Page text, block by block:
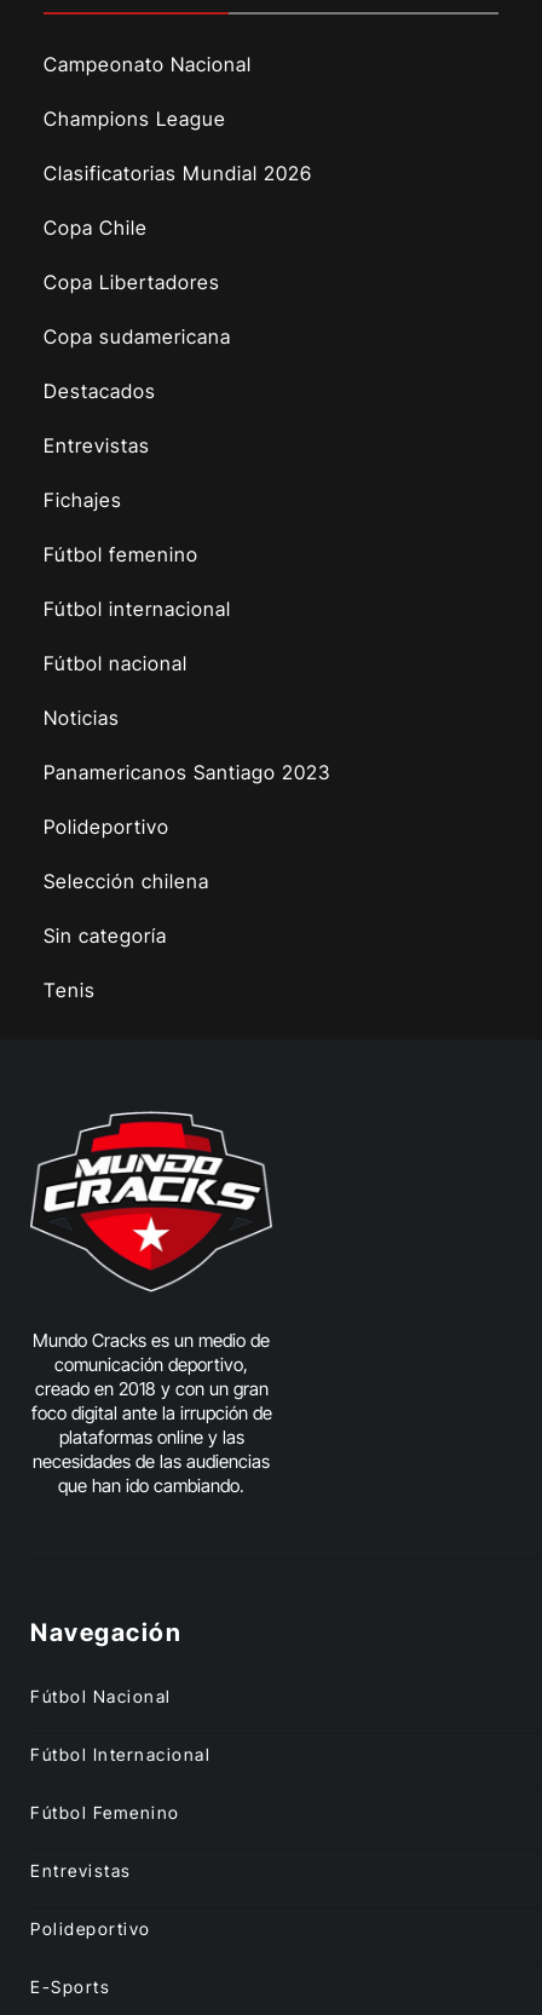
Campeonato Nacional
Champions League
Clasificatorias Mundial 2026
Copa Chile
Copa Libertadores
Copa sudamericana
Destacados
Entrevistas
Fichajes
Fútbol femenino
Fútbol internacional
Fútbol nacional
Noticias
Panamericanos Santiago 2023
Polideportivo
Selección chilena
Sin categoría
Tenis
Mundo Cracks es un medio de
comunicación deportivo,
creado en 2018 y con un gran
foco digital ante la irrupción de
plataformas online y las
necesidades de las audiencias
que han ido cambiando.
Navegación
Fútbol Nacional
Fútbol Internacional
Fútbol Femenino
Entrevistas
Polideportivo
E-Sports